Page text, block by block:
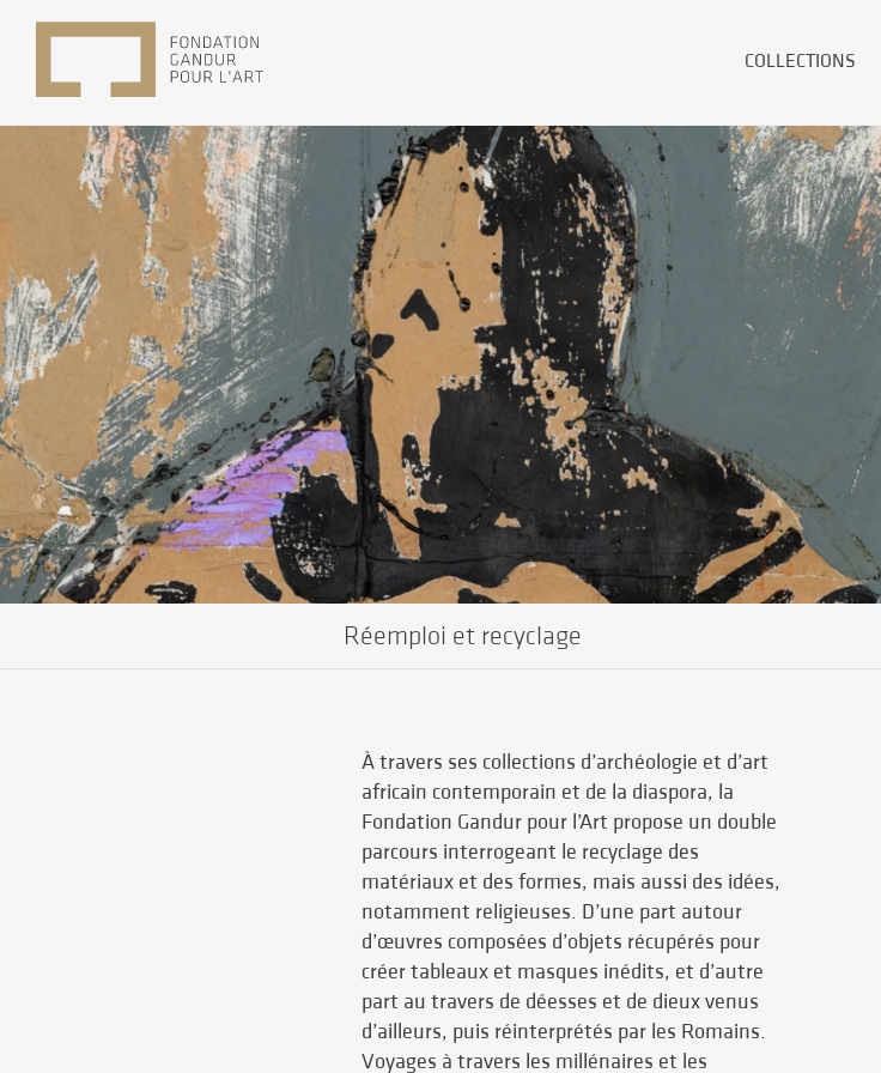
COLLECTIONS
Réemploi et recyclage
À travers ses collections d’archéologie et d’art
africain contemporain et de la diaspora, la
Fondation Gandur pour l’Art propose un double
parcours interrogeant le recyclage des
matériaux et des formes, mais aussi des idées,
notamment religieuses. D’une part autour
d’œuvres composées d’objets récupérés pour
créer tableaux et masques inédits, et d’autre
part au travers de déesses et de dieux venus
d’ailleurs, puis réinterprétés par les Romains.
Voyages à travers les millénaires et les